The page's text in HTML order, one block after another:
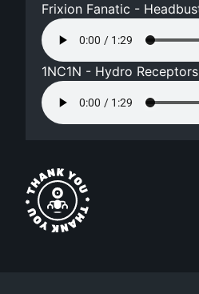
Frixion Fanatic -
1NC1N - Hydro Receptors